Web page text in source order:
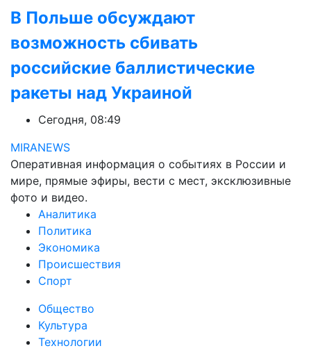
В Польше обсуждают
возможность сбивать
российские баллистические
ракеты над Украиной
Сегодня, 08:49
MIRANEWS
Оперативная информация о событиях в России и
мире, прямые эфиры, вести с мест, эксклюзивные
фото и видео.
Аналитика
Политика
Экономика
Происшествия
Спорт
Общество
Культура
Технологии